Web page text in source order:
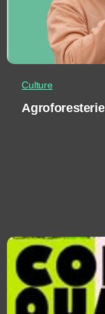
Culture
Agroforesterie